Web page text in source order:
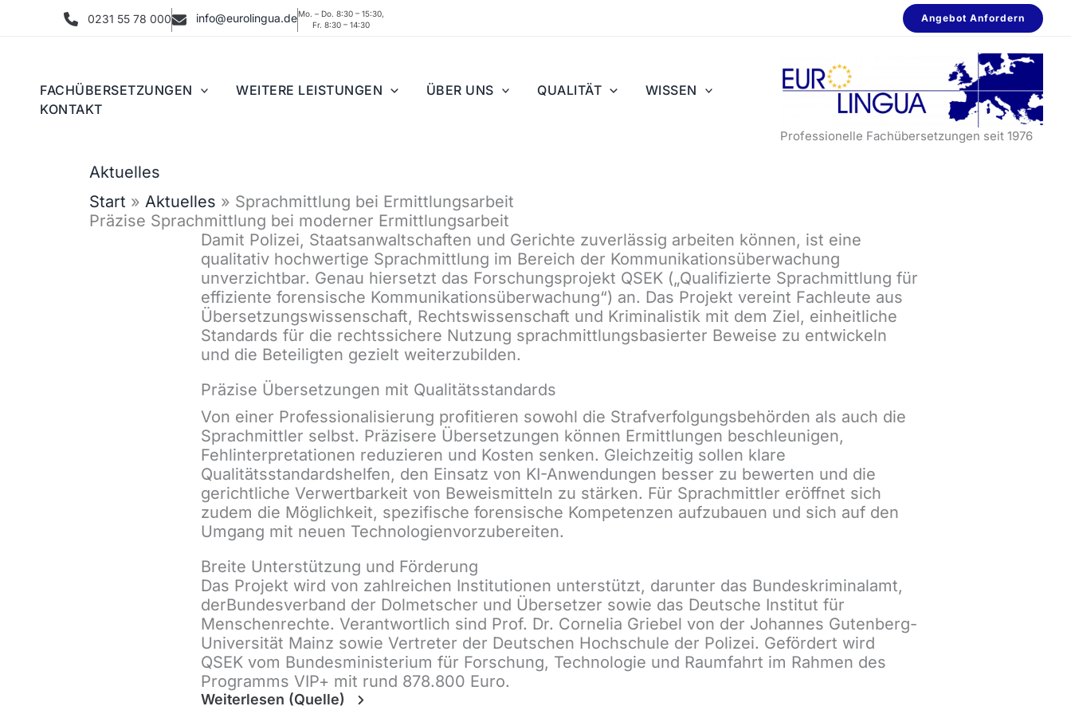
0231 55 78 000 info@eurolingua.deMo. – Do. 8:30 – 15:30,
Fr. 8:30 – 14:30
Angebot Anfordern
FACHÜBERSETZUNGEN WEITERE LEISTUNGEN ÜBER UNS QUALITÄT
WISSEN
KONTAKT
Professionelle Fachübersetzungen seit 1976
Aktuelles
Start
Aktuelles
Sprachmittlung bei Ermittlungsarbeit
Präzise Sprachmittlung bei moderner Ermittlungsarbeit
Damit Polizei, Staatsanwaltschaften und Gerichte zuverlässig arbeiten können, ist eine
qualitativ hochwertige Sprachmittlung im Bereich der Kommunikationsüberwachung
unverzichtbar. Genau hiersetzt das Forschungsprojekt QSEK („Qualifizierte Sprachmittlung für
effiziente forensische Kommunikationsüberwachung“) an. Das Projekt vereint Fachleute aus
Übersetzungswissenschaft, Rechtswissenschaft und Kriminalistik mit dem Ziel, einheitliche
Standards für die rechtssichere Nutzung sprachmittlungsbasierter Beweise zu entwickeln
und die Beteiligten gezielt weiterzubilden.
Präzise Übersetzungen mit Qualitätsstandards
Von einer Professionalisierung profitieren sowohl die Strafverfolgungsbehörden als auch die
Sprachmittler selbst. Präzisere Übersetzungen können Ermittlungen beschleunigen,
Fehlinterpretationen reduzieren und Kosten senken. Gleichzeitig sollen klare
Qualitätsstandardshelfen, den Einsatz von KI-Anwendungen besser zu bewerten und die
gerichtliche Verwertbarkeit von Beweismitteln zu stärken. Für Sprachmittler eröffnet sich
zudem die Möglichkeit, spezifische forensische Kompetenzen aufzubauen und sich auf den
Umgang mit neuen Technologienvorzubereiten.
Breite Unterstützung und Förderung
Das Projekt wird von zahlreichen Institutionen unterstützt, darunter das Bundeskriminalamt,
derBundesverband der Dolmetscher und Übersetzer sowie das Deutsche Institut für
Menschenrechte. Verantwortlich sind Prof. Dr. Cornelia Griebel von der Johannes Gutenberg-
Universität Mainz sowie Vertreter der Deutschen Hochschule der Polizei. Gefördert wird
QSEK vom Bundesministerium für Forschung, Technologie und Raumfahrt im Rahmen des
Programms VIP+ mit rund 878.800 Euro.
Weiterlesen (Quelle)